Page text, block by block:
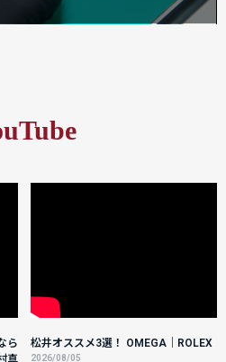
ら
松井オススメ3選！ OMEGA｜ROLEX
2026/08/05